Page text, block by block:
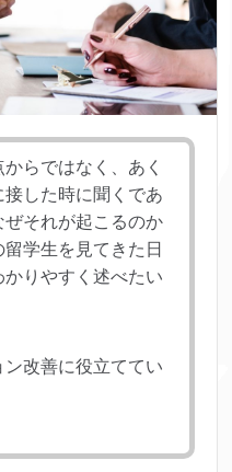
らではなく、あく
した時に聞くであ
それが起こるのか
学生を見てきた日
りやすく述べたい
改善に役立ててい